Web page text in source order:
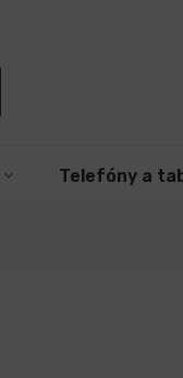
Telefóny a